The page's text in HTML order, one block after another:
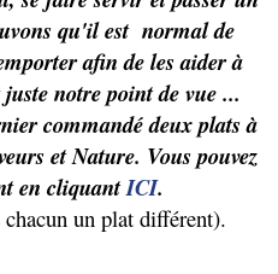
qu'il est normal de
afin de les aider à
notre point de vue ...
commandé deux plats à
et Nature. Vous pouvez
en cliquantICI.
chacun un plat différent).